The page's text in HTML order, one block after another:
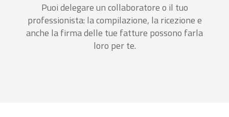
Puoi delegare un collaboratore o il tuo
professionista: la compilazione, la ricezione e
anche la firma delle tue fatture possono farla
loro per te.